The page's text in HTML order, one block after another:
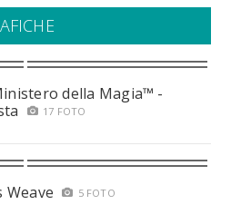
della Magia™ -
17 FOTO
Weave 5 FOTO